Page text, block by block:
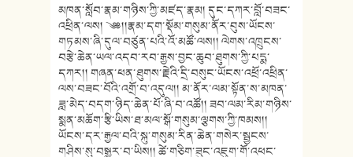
མཁན་སློབ་རྣམ་གཉིས་ཀྱི་མཛད་རྣམ། དུང་དཀར་བློ་བཟང་
འཕྲིན་ལས། ༄༅།།རྣམ་དག་སྡོམ་གསུམ་ནོར་བུས་ཡོངས་
གཏམས་ཞི་དུལ་བཙུན་པའི་འོ་མཚོ་ལས།། ལེགས་འཁྲུངས་
བརྩེ་ཆེན་ཡལ་འདབ་རབ་རྒྱས་བྱང་ཆུབ་ཐུགས་ཀྱི་པདྨ་
དཀར།། གཞན་ཕན་ཐུགས་རྗེའི་དྲི་བསུང་ཡོངས་འཕྲོ་འཕྲིན་
ལས་བཟང་བོའི་འགྲོ་བ་འདུལ།། མ་ནོར་ལམ་སྟོན་ས་མཁན་
ཟླ་མེད་བདག་ཉིད་ཆེན་པོ་ཞི་བ་འཚོ།། ཟབ་ལམ་རིམ་གཉིས་
སྨན་མཆོག་རྩི་ཡིས་ཐ་མལ་སྒོ་གསུམ་ལྕགས་ཀྱི་ཁམས།།
ཡོངས་དར་རྒྱལ་བའི་སྐུ་གསུམ་རིན་ཆེན་གསེར་སྦྱངས་
གཤིས་སུ་བསྒྱུར་བ་ཡིས།། ཚེ་གཅིག་ཟུང་འཇུག་གོ་འཕང་